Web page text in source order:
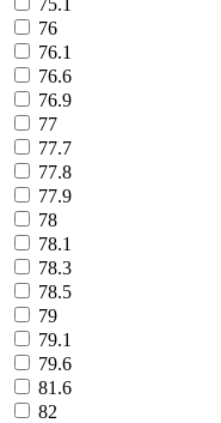
76
76.1
76.6
76.9
77
77.7
77.8
77.9
78
78.1
78.3
78.5
79
79.1
79.6
81.6
82